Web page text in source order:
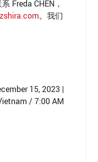
Freda CHEN，
。我们
15, 2023 |
/ 7:00 AM